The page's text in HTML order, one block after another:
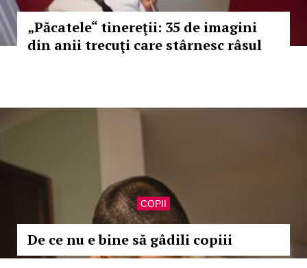
„Păcatele“ tinereţii: 35 de imagini
din anii trecuţi care stârnesc râsul
COPII
De ce nu e bine să gâdili copiii